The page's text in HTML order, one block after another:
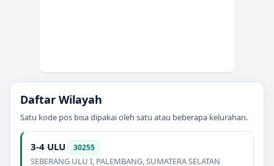
Daftar Wilayah
Satu kode pos bisa dipakai oleh satu atau beberapa kelurahan.
3-4 ULU 30255
SEBERANG ULU I, PALEMBANG,SUMATERA SELATAN